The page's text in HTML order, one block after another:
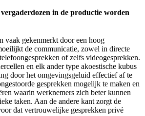
in de productie worden
vaak gekenmerkt door een hoog
de communicatie, zowel in directe
of zelfs videogesprekken.
en elk ander type akoestische kubus
door het omgevingsgeluid effectief af te
gesprekken mogelijk te maken en
waarin werknemers zich beter kunnen
taken. Aan de andere kant zorgt de
dat vertrouwelijke gesprekken privé